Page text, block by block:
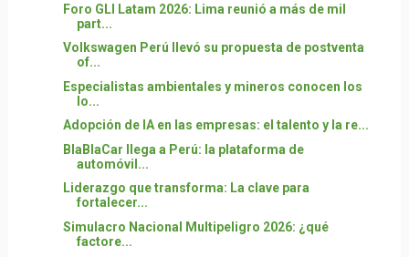
Foro GLI Latam 2026: Lima reunió a más de mil
part...
Volkswagen Perú llevó su propuesta de postventa
of...
Especialistas ambientales y mineros conocen los
lo...
Adopción de IA en las empresas: el talento y la re...
BlaBlaCar llega a Perú: la plataforma de
automóvil...
Liderazgo que transforma: La clave para
fortalecer...
Simulacro Nacional Multipeligro 2026: ¿qué
factore...